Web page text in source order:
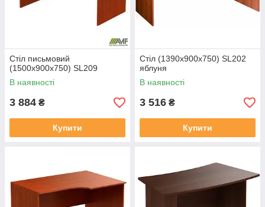
Стіл письмовий
(1500х900х750) SL209
В наявності
3 884 ₴
Купити
Стіл (1390х900х750) SL202
яблуня
В наявності
3 516 ₴
Купити